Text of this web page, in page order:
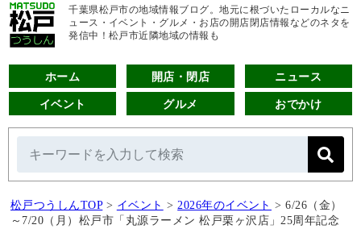
千葉県松戸市の地域情報ブログ。地元に根づいたローカルなニ
ュース・イベント・グルメ・お店の開店閉店情報などのネタを
発信中！松戸市近隣地域の情報も
ホーム 開店・閉店 ニュース
イベント グルメ おでかけ
松戸つうしんTOP > イベント > 2026年のイベント > 6/26（金）
～7/20（月）松戸市「丸源ラーメン 松戸栗ヶ沢店」25周年記念